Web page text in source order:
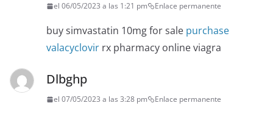
el 06/05/2023 a las 1:21 pm Enlace permanente
buy simvastatin 10mg for sale purchase
valacyclovir rx pharmacy online viagra
Dlbghp
el 07/05/2023 a las 3:28 pm Enlace permanente